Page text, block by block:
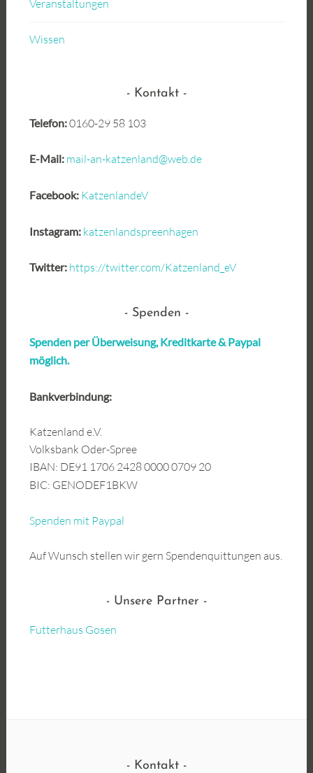
Veranstaltungen
Wissen
Kontakt
Telefon:0160-29 58 103
E-Mail: mail-an-katzenland@web.de
Facebook: KatzenlandeV
Instagram: katzenlandspreenhagen
Twitter: https://twitter.com/Katzenland_eV
Spenden
Spenden per Überweisung, Kreditkarte & Paypal
möglich.
Bankverbindung:
Katzenland e.V.
Volksbank Oder-Spree
IBAN: DE91 1706 2428 0000 0709 20
BIC: GENODEF1BKW
Spenden mit Paypal
Auf Wunsch stellen wir gern Spendenquittungen aus.
Unsere Partner
Futterhaus Gosen
Kontakt